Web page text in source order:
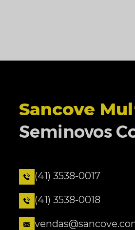
Sancove
Seminovos
(41) 3538-0017
(41) 3538-0018